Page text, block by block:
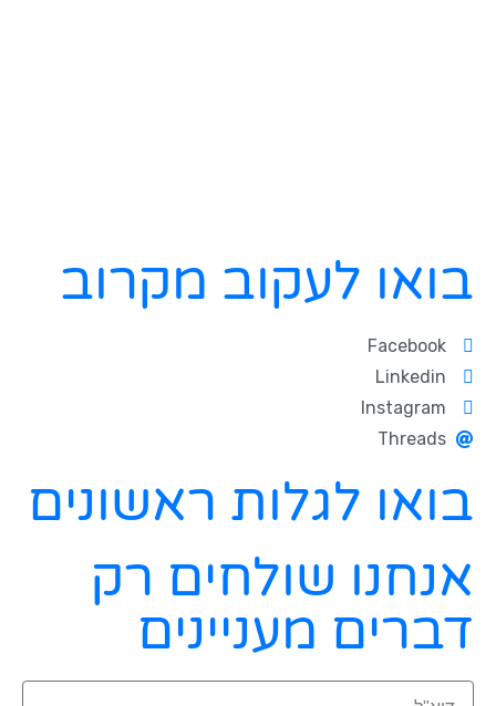
בואו לעקוב מקרוב
Facebook
Linkedin
Instagram
Threads
בואו לגלות ראשונים
אנחנו שולחים רק
דברים מעניינים